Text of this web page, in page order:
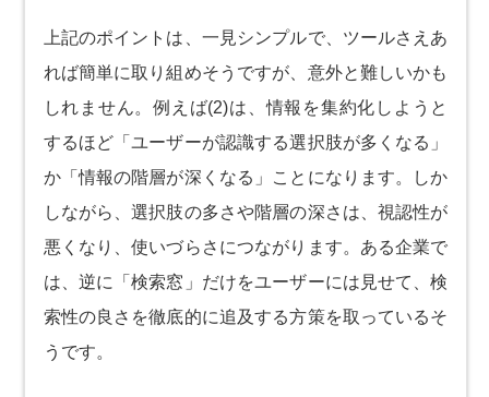
上記のポイントは、一見シンプルで、ツールさえあ
れば簡単に取り組めそうですが、意外と難しいかも
しれません。例えば(2)は、情報を集約化しようと
するほど「ユーザーが認識する選択肢が多くなる」
か「情報の階層が深くなる」ことになります。しか
しながら、選択肢の多さや階層の深さは、視認性が
悪くなり、使いづらさにつながります。ある企業で
は、逆に「検索窓」だけをユーザーには見せて、検
索性の良さを徹底的に追及する方策を取っているそ
うです。